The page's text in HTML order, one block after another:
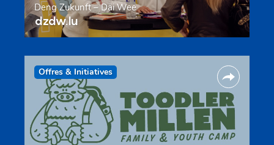
Deng Zukunft – Däi Wee
dzdw.lu
Offres & Initiatives